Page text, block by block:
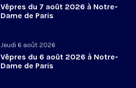
Vêpres du 7 août 2026 à Notre-
Dame de Paris
Jeudi 6 août 2026
Vêpres du 6 août 2026 à Notre-
Dame de Paris